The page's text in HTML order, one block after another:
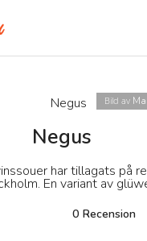
Bild av
Negus
har tillagats på
En variant av
0 Recension